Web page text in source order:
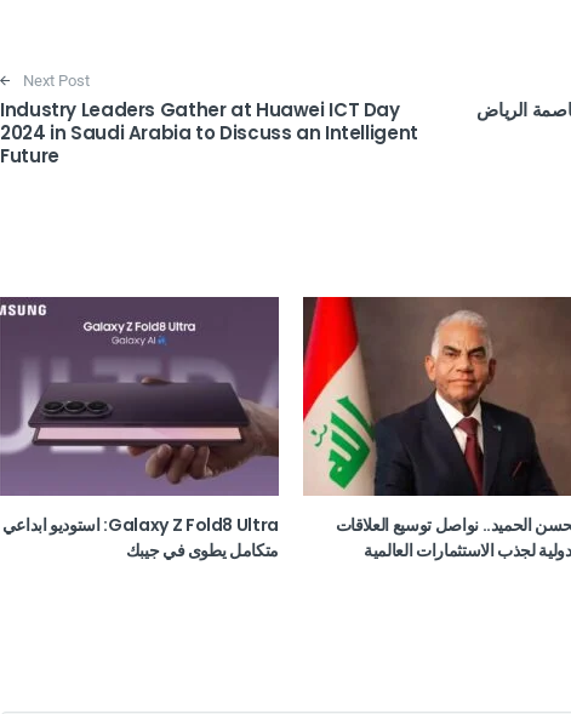
الرياض
Next Post
Industry Leaders Gather at Huawei ICT Day
2024 in Saudi Arabia to Discuss an Intelligent
Future
الحميد.. نواصل توسيع العلاقات
لجذب الاستثمارات العالمية
Galaxy Z Fold8 Ultra: استوديو ابداعي
متكامل يطوى في جيبك